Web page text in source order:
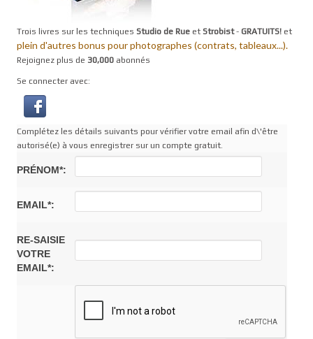
Trois livres sur les techniques Studio de Rue et Strobist- GRATUITS! et
plein d'autres bonus pour photographes (contrats, tableaux...).
Rejoignez plus de 30,000 abonnés
Se connecter avec:
Complétez les détails suivants pour vérifier votre email afin d\'être
autorisé(e) à vous enregistrer sur un compte gratuit.
PRÉNOM*:
EMAIL*:
RE-SAISIE
VOTRE
EMAIL*: